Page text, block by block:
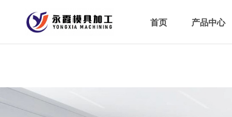
首页 产品中心
首页 产品中心